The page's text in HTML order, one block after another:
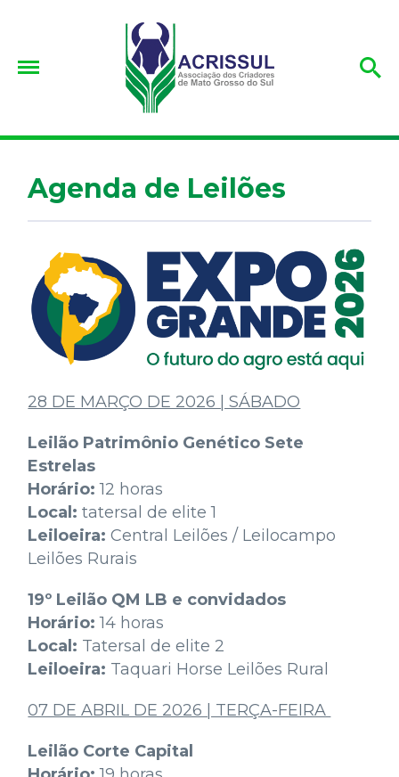
Agenda de Leilões
28 DE MARÇO DE 2026 | SÁBADO
Leilão Patrimônio Genético Sete
Estrelas
Horário: 12 horas
Local: tatersal de elite 1
Leiloeira: Central Leilões / Leilocampo
Leilões Rurais
19º Leilão QM LB e convidados
Horário: 14 horas
Local: Tatersal de elite 2
Leiloeira: Taquari Horse Leilões Rural
07 DE ABRIL DE 2026 | TERÇA-FEIRA
Leilão Corte Capital